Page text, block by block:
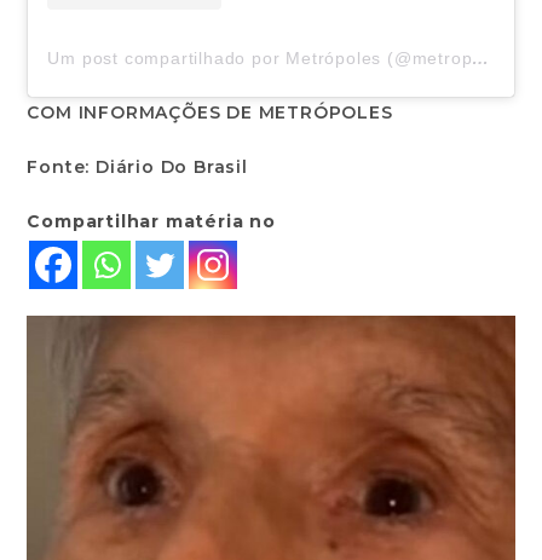
Um post compartilhado por Metrópoles (@metropoles)
COM INFORMAÇÕES DE METRÓPOLES
Fonte: Diário Do Brasil
Compartilhar matéria no